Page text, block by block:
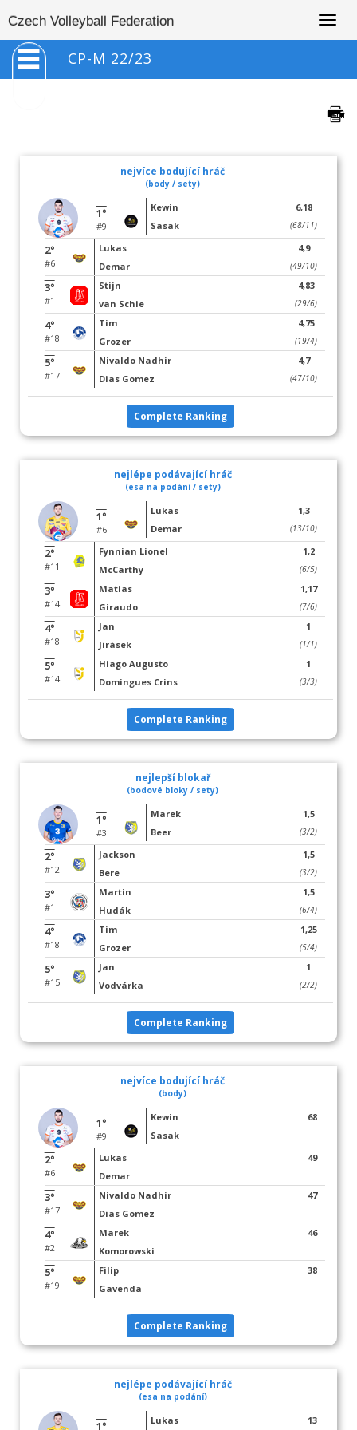
Czech Volleyball Federation
CP-M 22/23
nejvíce bodující hráč
(body / sety)
1°
#9
Kewin
Sasak
6,18
(68/11)
2°
#6
Lukas
Demar
4,9
(49/10)
3°
#1
Stijn
van Schie
4,83
(29/6)
4°
#18
Tim
Grozer
4,75
(19/4)
5°
#17
Nivaldo Nadhir
Dias Gomez
4,7
(47/10)
Complete Ranking
nejlépe podávající hráč
(esa na podání / sety)
1°
#6
Lukas
Demar
1,3
(13/10)
2°
#11
Fynnian Lionel
McCarthy
1,2
(6/5)
3°
#14
Matias
Giraudo
1,17
(7/6)
4°
#18
Jan
Jirásek
1
(1/1)
5°
#14
Hiago Augusto
Domingues Crins
1
(3/3)
Complete Ranking
nejlepší blokař
(bodové bloky / sety)
1°
#3
Marek
Beer
1,5
(3/2)
2°
#12
Jackson
Bere
1,5
(3/2)
3°
#1
Martin
Hudák
1,5
(6/4)
4°
#18
Tim
Grozer
1,25
(5/4)
5°
#15
Jan
Vodvárka
1
(2/2)
Complete Ranking
nejvíce bodující hráč
(body)
1°
#9
Kewin
Sasak
68
2°
#6
Lukas
Demar
49
3°
#17
Nivaldo Nadhir
Dias Gomez
47
4°
#2
Marek
Komorowski
46
5°
#19
Filip
Gavenda
38
Complete Ranking
nejlépe podávající hráč
(esa na podání)
1° Lukas 13